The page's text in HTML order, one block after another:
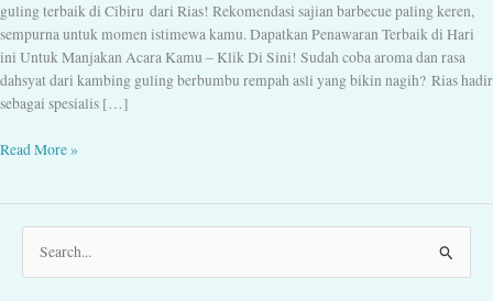
guling terbaik di Cibiru dari Rias! Rekomendasi sajian barbecue paling keren,
sempurna untuk momen istimewa kamu. Dapatkan Penawaran Terbaik di Hari
ini Untuk Manjakan Acara Kamu – Klik Di Sini! Sudah coba aroma dan rasa
dahsyat dari kambing guling berbumbu rempah asli yang bikin nagih? Rias hadir
sebagai spesialis […]
Read More »